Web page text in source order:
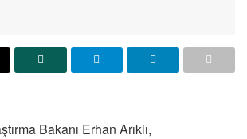
Bakanı Erhan Arıklı,